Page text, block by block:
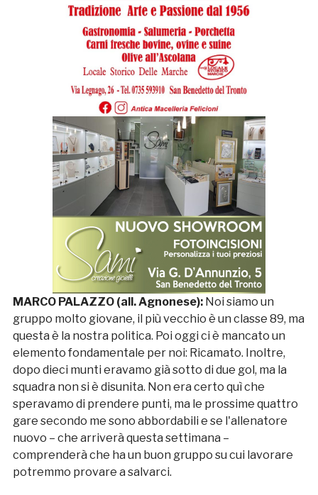
MARCO PALAZZO (all. Agnonese): Noi siamo un
gruppo molto giovane, il più vecchio è un classe 89, ma
questa è la nostra politica. Poi oggi ci è mancato un
elemento fondamentale per noi: Ricamato. Inoltre,
dopo dieci munti eravamo già sotto di due gol, ma la
squadra non si è disunita. Non era certo quì che
speravamo di prendere punti, ma le prossime quattro
gare secondo me sono abbordabili e se l'allenatore
nuovo – che arriverà questa settimana –
comprenderà che ha un buon gruppo su cui lavorare
potremmo provare a salvarci.